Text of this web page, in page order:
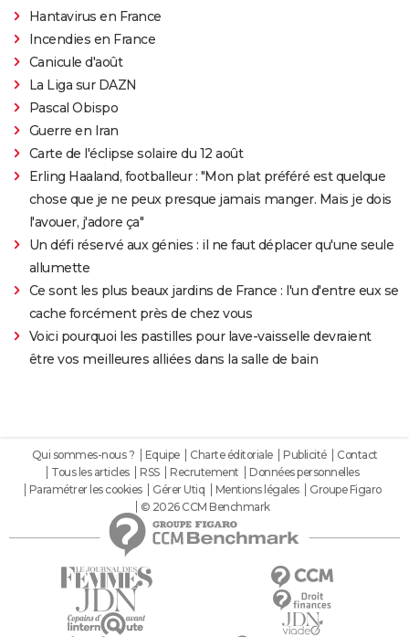
Hantavirus en France
Incendies en France
Canicule d'août
La Liga sur DAZN
Pascal Obispo
Guerre en Iran
Carte de l'éclipse solaire du 12 août
Erling Haaland, footballeur : "Mon plat préféré est quelque
chose que je ne peux presque jamais manger. Mais je dois
l'avouer, j'adore ça"
Un défi réservé aux génies : il ne faut déplacer qu'une seule
allumette
Ce sont les plus beaux jardins de France : l'un d'entre eux se
cache forcément près de chez vous
Voici pourquoi les pastilles pour lave-vaisselle devraient
être vos meilleures alliées dans la salle de bain
Qui sommes-nous ? Equipe Charte éditoriale Publicité
Contact
Tous les articles
RSS Recrutement
Données personnelles
Paramétrer les cookies
Gérer Utiq Mentions légales
Groupe Figaro
© 2026 CCM Benchmark